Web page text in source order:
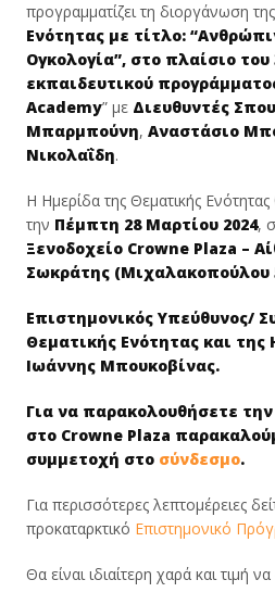
προγραμματίζει τη διοργάνωση της
Ενότητας με τίτλο:
Ογκολογία”, στο πλαίσιο
εκπαιδευτικού
Academy” με Διευθυντές
Μπαρμπούνη, Αναστάσιο
Νικολαΐδη.
Η Ημερίδα της Θεματικής
την Πέμπτη 28 Μαρτίου 2024,
Ξενοδοχείο Crowne Plaza –
Σωκράτης (Μιχαλακοπούλου
Επιστημονικός Υπεύθυνος/
Θεματικής Ενότητας και της
Ιωάννης Μπουκοβίνας.
Για να παρακολουθήσετε
στο Crowne Plaza
συμμετοχή στο σύνδεσμο.
Για περισσότερες λεπτομέρειες
προκαταρκτικό Επιστημονικό
Θα είναι ιδιαίτερη χαρά και τιμή